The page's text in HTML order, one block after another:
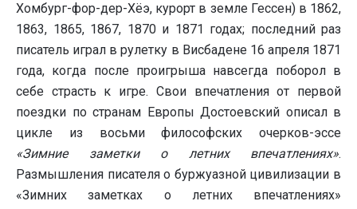
Хомбург-фор-дер-Хёэ, курорт в земле Гессен) в 1862,
1863, 1865, 1867, 1870 и 1871 годах; последний раз
писатель играл в рулетку в Висбадене 16 апреля 1871
года, когда после проигрыша навсегда поборол в
себе страсть к игре. Свои впечатления от первой
поездки по странам Европы Достоевский описал в
цикле из восьми философских очерков-эссе
«Зимние заметки о летних впечатлениях».
Размышления писателя о буржуазной цивилизации в
«Зимних заметках о летних впечатлениях»